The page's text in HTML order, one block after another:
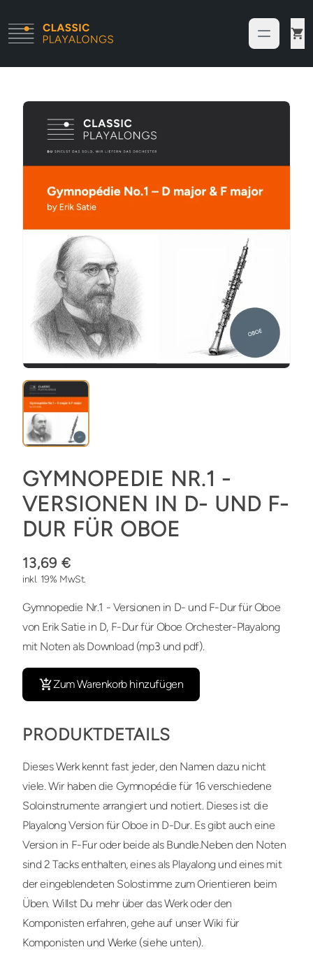
GYMNOPEDIE NR.1 -
VERSIONEN IN D- UND F-
DUR FÜR OBOE
13,69 €
inkl. 19% MwSt.
Gymnopedie Nr.1 - Versionen in D- und F-Dur für Oboe
von Erik Satie in D, F-Dur für Oboe Orchester-Playalong
mit Noten als Download (mp3 und pdf).
Zum Warenkorb hinzufügen
PRODUKTDETAILS
Dieses Werk kennt fast jeder, den Namen dazu nicht
viele. Wir haben die Gymnopédie für 16 verschiedene
Soloinstrumente arrangiert und notiert. Dieses ist die
Playalong Version für Oboe in D-Dur. Es gibt auch eine
Version in F-Fur oder beide als Bundle.Neben den Noten
sind 2 Tacks enthalten, eines als Playalong und eines mit
der eingeblendeten Solostimme zum Orientieren beim
Üben. Willst Du mehr über das Werk oder den
Komponisten erfahren, gehe auf unser Wiki für
Komponisten und Werke (siehe unten).